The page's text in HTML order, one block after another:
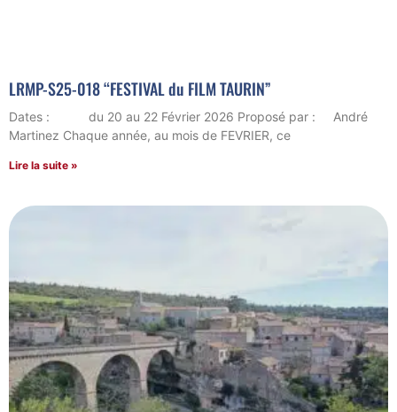
LRMP-S25-018 “FESTIVAL du FILM TAURIN”
Dates : du 20 au 22 Février 2026 Proposé par : André
Martinez Chaque année, au mois de FEVRIER, ce
Lire la suite »